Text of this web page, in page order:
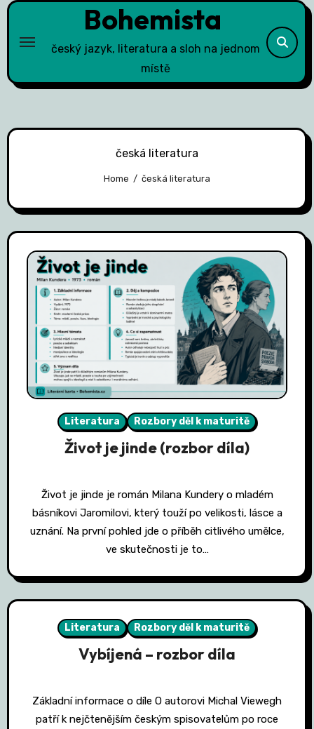
Skip
content
Bohemista
český jazyk, literatura a sloh na jednom
místě
česká literatura
Home česká literatura
Literatura Rozbory děl k maturitě
Život je jinde (rozbor díla)
Život je jinde je román Milana Kundery o mladém
básníkovi Jaromilovi, který touží po velikosti, lásce a
uznání. Na první pohled jde o příběh citlivého umělce,
ve skutečnosti je to…
Literatura Rozbory děl k maturitě
Vybíjená – rozbor díla
Základní informace o díle O autorovi Michal Viewegh
patří k nejčtenějším českým spisovatelům po roce